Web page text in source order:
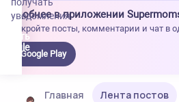
Удобнее в приложении
Откройте посты, комментарии и чат в
Google Play
уведомления.
Главная
Лента постов